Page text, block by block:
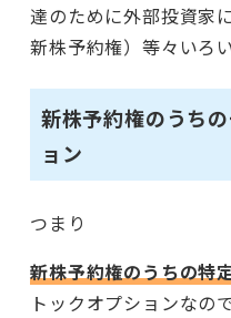
達のために外部投資家
新株予約権）等々いろ
新株予約権のうち
ョン
つまり
新株予約権のうちの特
トックオプションなの